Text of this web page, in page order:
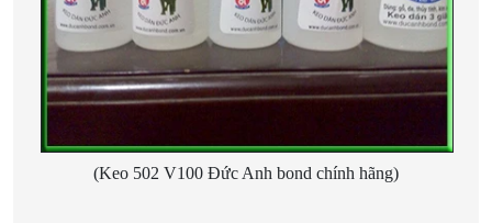
(Keo 502 V100 Đức Anh bond chính hãng)